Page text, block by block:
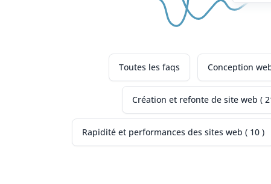
Toutes les faqs Conception
Création et refonte de site web (
Rapidité et performances des sites web ( 10 )